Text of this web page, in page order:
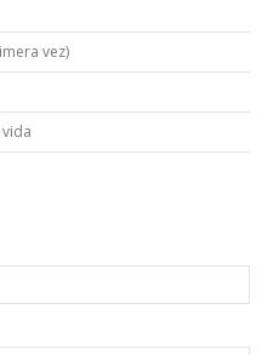
vez)